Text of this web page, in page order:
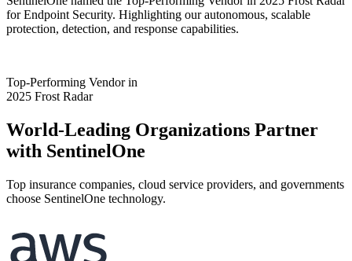
for Endpoint Security. Highlighting our autonomous, scalable
protection, detection, and response capabilities.
Top-Performing Vendor in
2025 Frost Radar
World-Leading Organizations Partner
with SentinelOne
Top insurance companies, cloud service providers, and governments
choose SentinelOne technology.